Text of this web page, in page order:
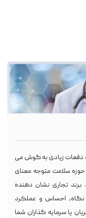
دفعات زیادی به گوش می
سلامت متوجه معنای
برند تجاری نشان دهنده
احساس و عملکرد
یا سرمایه گذاران شما